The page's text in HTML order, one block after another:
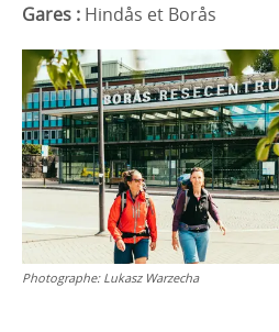
Gares : Hindås et Borås
Photographe: Lukasz Warzecha